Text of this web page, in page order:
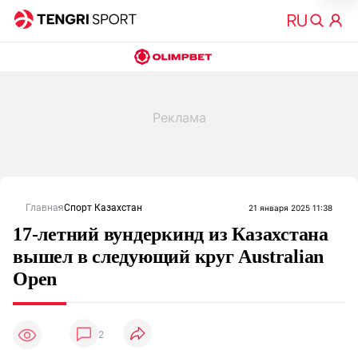
ГлавнаяСпорт Казахстан 21 января 2025 11:38
17-летний вундеркинд из Казахстана
вышел в следующий круг Australian
Open
2